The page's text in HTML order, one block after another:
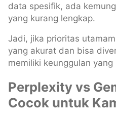
data spesifik, ada
yang kurang lengkap.
Jadi, jika prioritas
yang akurat dan bisa
memiliki keunggulan yang
Perplexity vs
Cocok untuk